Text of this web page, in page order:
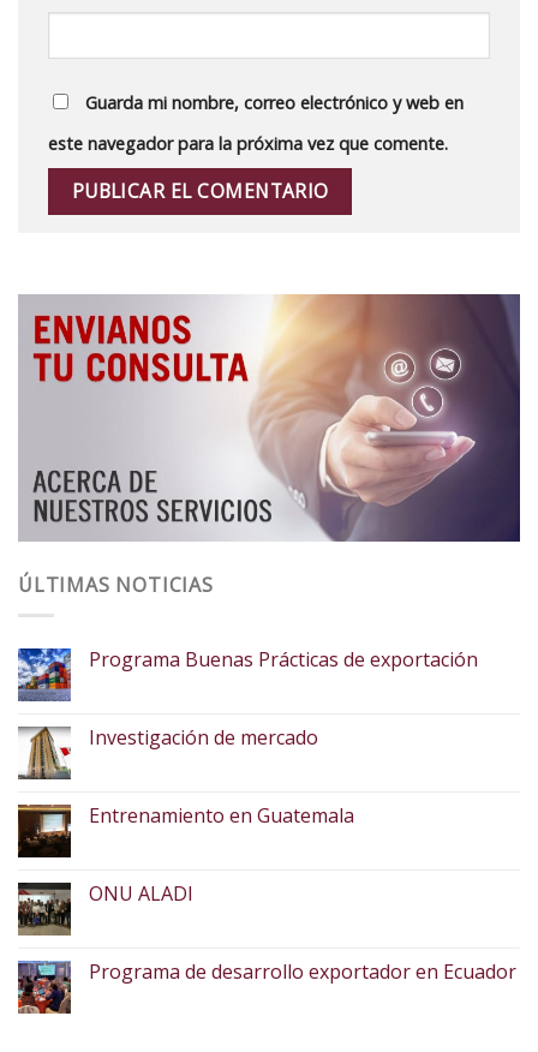
Guarda mi nombre, correo electrónico y web en
este navegador para la próxima vez que comente.
ÚLTIMAS NOTICIAS
Programa Buenas Prácticas de exportación
Investigación de mercado
Entrenamiento en Guatemala
ONU ALADI
Programa de desarrollo exportador en Ecuador